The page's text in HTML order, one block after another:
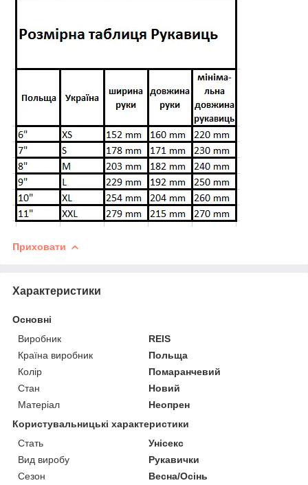
Приховати
Характеристики
Основні
Виробник
REIS
Країна виробник
Польща
Колір
Помаранчевий
Стан
Новий
Матеріал
Неопрен
Користувальницькі характеристики
Стать
Унісекс
Вид виробу
Рукавички
Сезон
Весна/Осінь